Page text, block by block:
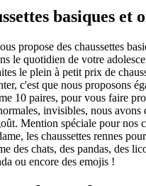
basiques et
propose des chaussettes
le quotidien de votre
le plein à petit prix de
c'est que nous proposons
10 paires, pour vous faire
invisibles, nous avons
Mention spéciale pour nos
les chaussettes rennes
des chats, des pandas, des
ou encore des emojis !